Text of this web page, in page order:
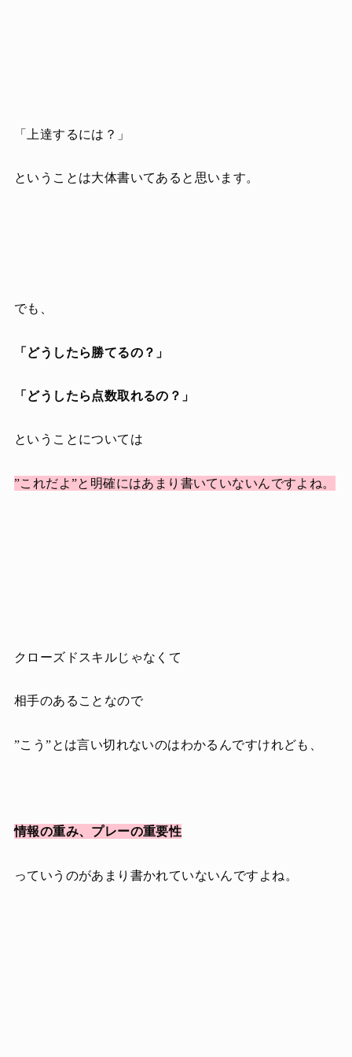
「上達するには？」
ということは大体書いてあると思います。
でも、
「どうしたら勝てるの？」
「どうしたら点数取れるの？」
ということについては
”これだよ”と明確にはあまり書いていないんですよね。
クローズドスキルじゃなくて
相手のあることなので
”こう”とは言い切れないのはわかるんですけれども、
情報の重み、 プレーの重要性
っていうのがあまり書かれていないんですよね。